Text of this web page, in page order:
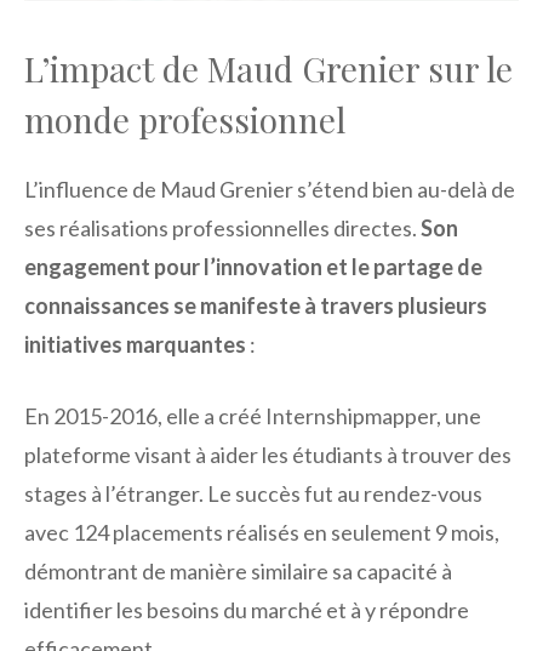
L’impact de Maud Grenier sur le
monde professionnel
L’influence de Maud Grenier s’étend bien au-delà de
ses réalisations professionnelles directes.Son
engagement pour l’innovation et le partage de
connaissances se manifeste à travers plusieurs
initiatives marquantes :
En 2015-2016, elle a créé Internshipmapper, une
plateforme visant à aider les étudiants à trouver des
stages à l’étranger. Le succès fut au rendez-vous
avec 124 placements réalisés en seulement 9 mois,
démontrant de manière similaire sa capacité à
identifier les besoins du marché et à y répondre